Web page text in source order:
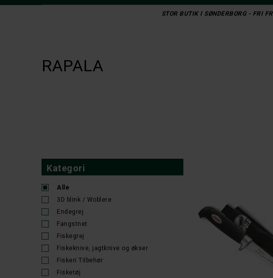
STOR BUTIK I SØNDERBORG - FRI
RAPALA
Kategori
Alle
3D blink / Woblere
Endegrej
Fangstnet
Fiskegrej
Fiskeknive, jagtknive og økser
Fiskeri Tilbehør
Fisketøj